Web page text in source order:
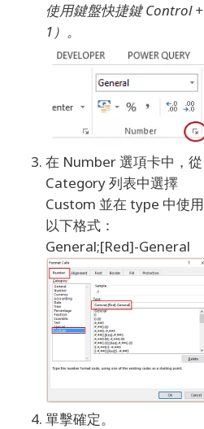
使用鍵盤快捷鍵 Control +
1）。
在 Number 選項卡中，從
Category 列表中選擇
Custom 並在 type 中使用
以下格式：
General;[Red]-General
單擊確定。